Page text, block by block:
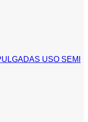
USO SEMI